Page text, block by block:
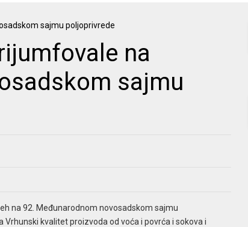
na
sajmu
na 92. Međunarodnom novosadskom sajmu
kvalitet proizvoda od voća i povrća i sokova i